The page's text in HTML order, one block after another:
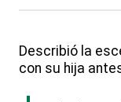
Describió la
con su hija